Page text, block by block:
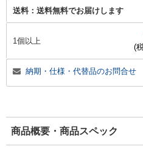
送料： 送料無料でお届けします
1個以上
(
納期・仕様・代替品のお問合せ
商品概要・商品スペック